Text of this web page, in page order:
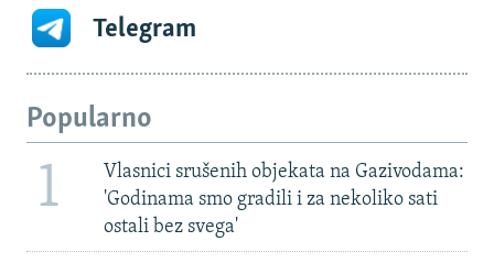
Telegram
Popularno
1
Vlasnici srušenih objekata na Gazivodama:
'Godinama smo gradili i za nekoliko sati
ostali bez svega'